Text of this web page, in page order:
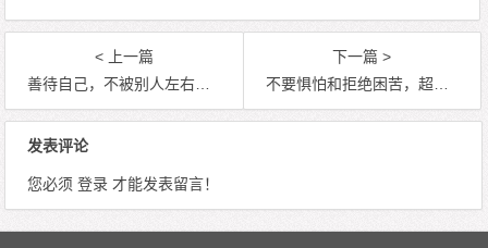
< 上一篇
善待自己，不被别人左右，也不去左右别人，自信、优雅
下一篇 >
不要惧怕和拒绝困苦，超越困苦，就是生活的强者
发表评论
您必须 登录才能发表留言！